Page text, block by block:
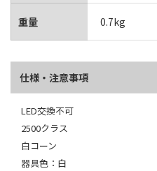
重量 0.7kg
仕様・注意事項
LED交換不可
2500クラス
白コーン
器具色：白